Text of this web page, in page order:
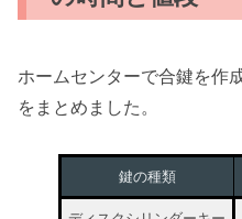
ホームセンターで合鍵を作
をまとめました。
鍵の種類